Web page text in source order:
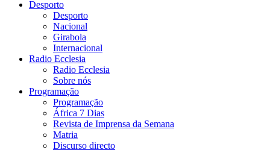
Desporto
Desporto
Nacional
Girabola
Internacional
Radio Ecclesia
Radio Ecclesia
Sobre nós
Programação
Programação
África 7 Dias
Revista de Imprensa da Semana
Matria
Discurso directo